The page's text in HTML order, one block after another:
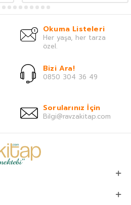
Okuma Listeleri
Her yaşa, her tarza
özel.
Bizi Ara!
0850 304 36 49
Sorularınız İçin
Bilgi@ravzakitap.com